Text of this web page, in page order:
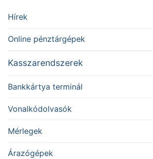
Hírek
Online pénztárgépek
Kasszarendszerek
Bankkártya terminál
Vonalkódolvasók
Mérlegek
Árazógépek